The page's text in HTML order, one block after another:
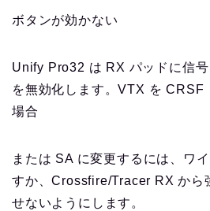
ボタンが効かない
Unify Pro32 は RX パッドに信
を無効化します。VTX を CRSF
場合
または SA に変更するには、ワ
すか、Crossfire/Tracer RX から
せないようにします。